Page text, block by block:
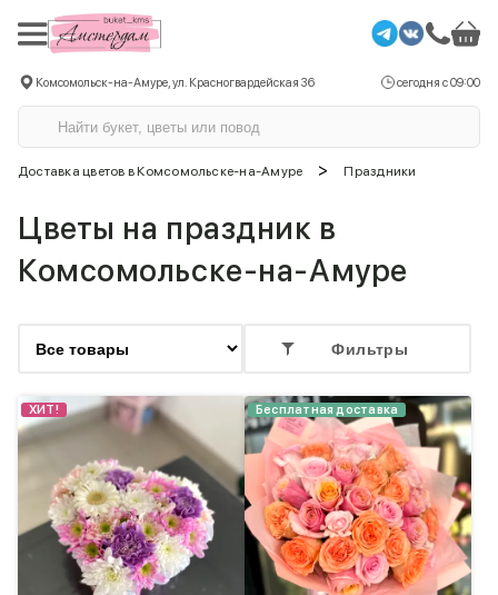
Комсомольск-на-Амуре, ул. Красногвардейская 36 сегодня с 09:00
Доставка цветов в Комсомольске-на-Амуре > Праздники
Цветы на праздник в
Комсомольске-на-Амуре
Фильтры
ХИТ! Бесплатная доставка